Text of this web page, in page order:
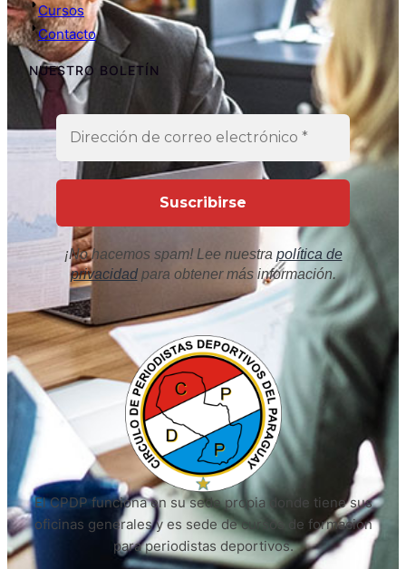
Cursos
Contacto
NUESTRO BOLETÍN
¡No hacemos spam! Lee nuestra política de
privacidadpara obtener más información.
El CPDP funciona en su sede propia donde tiene sus
oficinas generales y es sede de cursos de formación
para periodistas deportivos.